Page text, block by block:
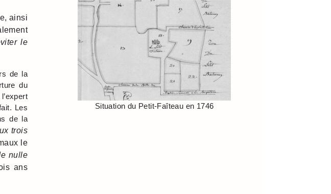
Situation du Petit-Faîteau en 1746
ainsi
le
de la
du
Les
de la
trois
le
nulle
ans